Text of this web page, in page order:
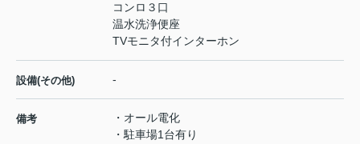
コンロ３口
温水洗浄便座
TVモニタ付インターホン
設備(その他) -
備考
・オール電化
・駐車場1台有り